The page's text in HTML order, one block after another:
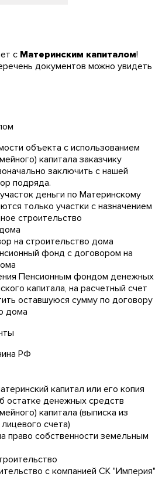
с Материнским капиталом!
документов можно увидеть
объекта с использованием
капитала заказчику
заключить с нашей
подряда.
деньги по Материнскому
только участки с назначением
строительство
на строительство дома
фонд с договором на
Пенсионным фондом денежных
капитала, на расчетный счет
оставшуюся сумму по договору
дома
РФ
капитал или его копия
остатке денежных средств
капитала (выписка из
счета)
право собственности земельным
с компанией СК "Империя"